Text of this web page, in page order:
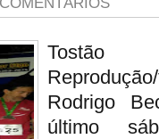
Tostão
Rodrigo
último